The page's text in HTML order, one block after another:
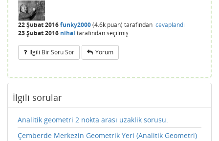
22 Şubat 2016funky2000(4.6k puan) tarafından cevaplandı
23 Şubat 2016 nihal tarafındanseçilmiş
Ilgili Bir Soru Sor Yorum
İlgili sorular
Analitik geometri 2 nokta arası uzaklik sorusu.
Çemberde Merkezin Geometrik Yeri (Analitik Geometri)